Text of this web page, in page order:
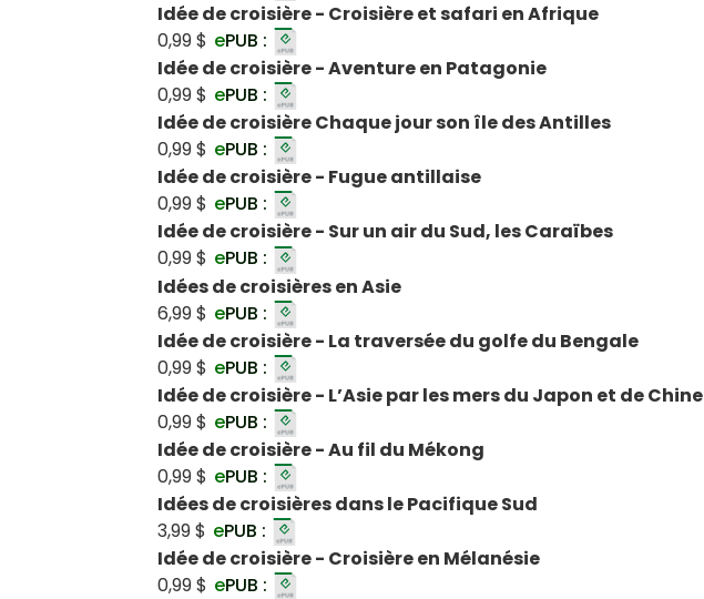
Idée de croisière - Croisière et safari en Afrique
0,99 $ ePUB :
Idée de croisière - Aventure en Patagonie
0,99 $ ePUB :
Idée de croisière Chaque jour son île des Antilles
0,99 $ ePUB :
Idée de croisière - Fugue antillaise
0,99 $ ePUB :
Idée de croisière - Sur un air du Sud, les Caraïbes
0,99 $ ePUB :
Idées de croisières en Asie
6,99 $ ePUB :
Idée de croisière - La traversée du golfe du Bengale
0,99 $ ePUB :
Idée de croisière - L’Asie par les mers du Japon et de Chine
0,99 $ ePUB :
Idée de croisière - Au fil du Mékong
0,99 $ ePUB :
Idées de croisières dans le Pacifique Sud
3,99 $ ePUB :
Idée de croisière - Croisière en Mélanésie
0,99 $ ePUB :